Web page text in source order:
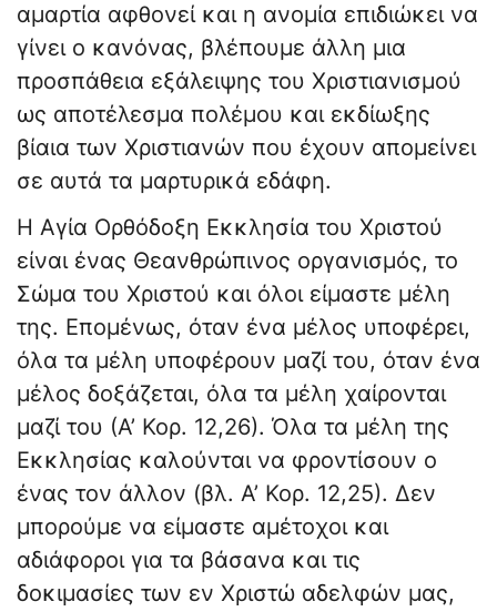
αμαρτία αφθονεί και η ανομία επιδιώκει να
γίνει ο κανόνας, βλέπουμε άλλη μια
προσπάθεια εξάλειψης του Χριστιανισμού
ως αποτέλεσμα πολέμου και εκδίωξης
βίαια των Χριστιανών που έχουν απομείνει
σε αυτά τα μαρτυρικά εδάφη.
Η Αγία Ορθόδοξη Εκκλησία του Χριστού
είναι ένας Θεανθρώπινος οργανισμός, το
Σώμα του Χριστού και όλοι είμαστε μέλη
της. Επομένως, όταν ένα μέλος υποφέρει,
όλα τα μέλη υποφέρουν μαζί του, όταν ένα
μέλος δοξάζεται, όλα τα μέλη χαίρονται
μαζί του (Α’ Κορ. 12,26). Όλα τα μέλη της
Εκκλησίας καλούνται να φροντίσουν ο
ένας τον άλλον (βλ. Α’ Κορ. 12,25). Δεν
μπορούμε να είμαστε αμέτοχοι και
αδιάφοροι για τα βάσανα και τις
δοκιμασίες των εν Χριστώ αδελφών μας,